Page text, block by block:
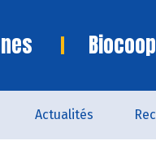
Actualités